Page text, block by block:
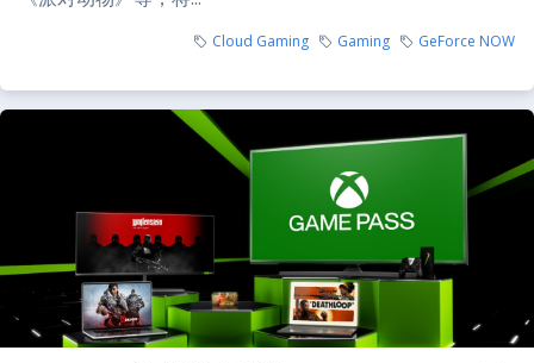
Cloud Gaming Gaming GeForce NOW